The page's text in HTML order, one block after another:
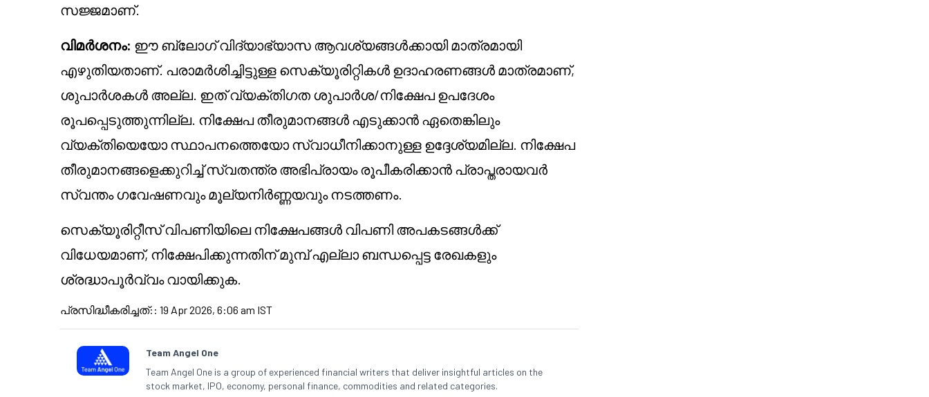
സജ്ജമാണ്.
വിമർശനം: ഈ ബ്ലോഗ് വിദ്യാഭ്യാസ ആവശ്യങ്ങൾക്കായി മാത്രമായി
എഴുതിയതാണ്. പരാമർശിച്ചിട്ടുള്ള സെക്യൂരിറ്റികൾ ഉദാഹരണങ്ങൾ മാത്രമാണ്,
ശുപാർശകൾ അല്ല. ഇത് വ്യക്തിഗത ശുപാർശ/നിക്ഷേപ ഉപദേശം
രൂപപ്പെടുത്തുന്നില്ല. നിക്ഷേപ തീരുമാനങ്ങൾ എടുക്കാൻ ഏതെങ്കിലും
വ്യക്തിയെയോ സ്ഥാപനത്തെയോ സ്വാധീനിക്കാനുള്ള ഉദ്ദേശ്യമില്ല. നിക്ഷേപ
തീരുമാനങ്ങളെക്കുറിച്ച് സ്വതന്ത്ര അഭിപ്രായം രൂപീകരിക്കാൻ പ്രാപ്തരായവർ
സ്വന്തം ഗവേഷണവും മൂല്യനിർണ്ണയവും നടത്തണം.
സെക്യൂരിറ്റീസ് വിപണിയിലെ നിക്ഷേപങ്ങൾ വിപണി അപകടങ്ങൾക്ക്
വിധേയമാണ്, നിക്ഷേപിക്കുന്നതിന് മുമ്പ് എല്ലാ ബന്ധപ്പെട്ട രേഖകളും
ശ്രദ്ധാപൂർവ്വം വായിക്കുക.
പ്രസിദ്ധീകരിച്ചത്: : 19 Apr 2026, 6:06 am IST
Team Angel One
Team Angel One is a group of experienced financial writers that deliver insightful articles on the
stock market, IPO, economy, personal finance, commodities and related categories.